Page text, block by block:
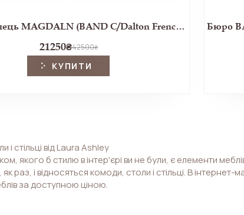
Крісло-стілець MAGDALN (BAND C/Dalton French Grey)
21250₴42500₴
КУПИТИ
і стільці від Laura Ashley
якого б стилю в інтер'єрі ви не були, є елементи
як раз, і відносяться комоди, столи і стільці. В
за доступною ціною.